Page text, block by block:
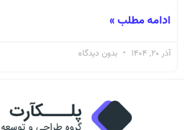
ادامه مطلب »
آذر 20, 1404 بدون دیدگاه